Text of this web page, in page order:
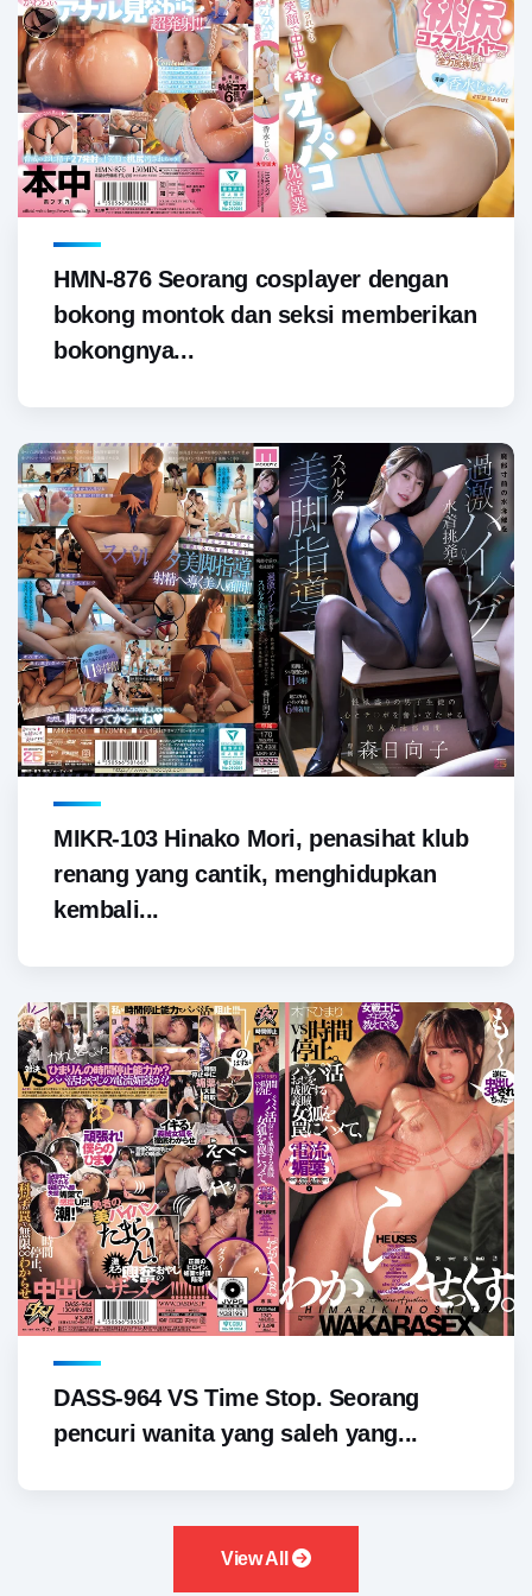
HMN-876 Seorang cosplayer dengan
bokong montok dan seksi memberikan
bokongnya...
MIKR-103 Hinako Mori, penasihat klub
renang yang cantik, menghidupkan
kembali...
DASS-964 VS Time Stop. Seorang
pencuri wanita yang saleh yang...
View All